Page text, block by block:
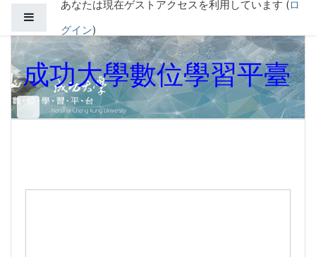
メインコンテンツへスキップする
あなたは現在ゲストアクセスを利用しています (ロ
グイン)
成功大學數位學習平臺